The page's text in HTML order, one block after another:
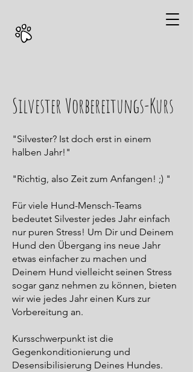
Silvester Vorbereitungs-Kurs
"Silvester? Ist doch erst in einem
halben Jahr!"
"Richtig, also Zeit zum Anfangen! ;) "
Für viele Hund-Mensch-Teams
bedeutet Silvester jedes Jahr einfach
nur puren Stress! Um Dir und Deinem
Hund den Übergang ins neue Jahr
etwas einfacher zu machen und
Deinem Hund vielleicht seinen Stress
sogar ganz nehmen zu können, bieten
wir wie jedes Jahr einen Kurs zur
Vorbereitung an.
Kursschwerpunkt ist die
Gegenkonditionierung und
Desensibilisierung Deines Hundes.